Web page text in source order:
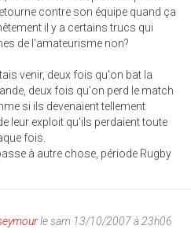
contre son équipe quand ça
il y a certains trucs qui
de l'amateurisme non?
venir, deux fois qu'on bat la
deux fois qu'on perd le match
si ils devenaient tellement
leur exploit qu'ils perdaient toute
fois.
à autre chose, période Rugby
le sam 13/10/2007 à 23h06